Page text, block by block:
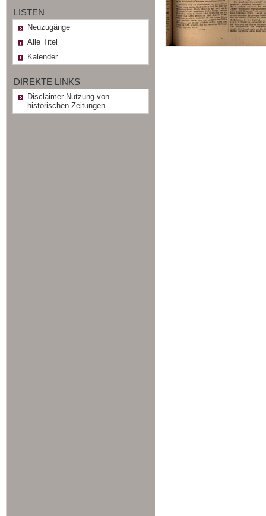
LISTEN
Neuzugänge
Alle Titel
Kalender
DIREKTE LINKS
Disclaimer Nutzung von
historischen Zeitungen